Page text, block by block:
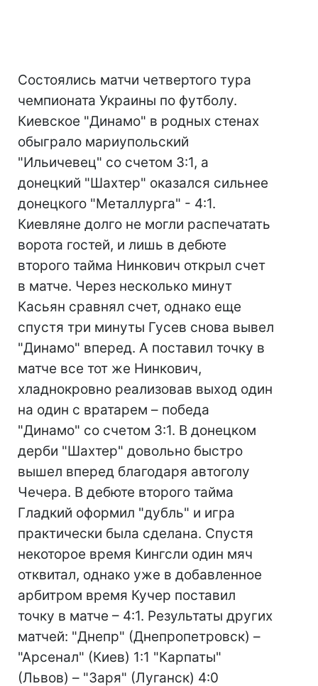
Состоялись матчи четвертого тура
чемпионата Украины по футболу.
Киевское "Динамо" в родных стенах
обыграло мариупольский
"Ильичевец" со счетом 3:1, а
донецкий "Шахтер" оказался сильнее
донецкого "Металлурга" - 4:1.
Киевляне долго не могли распечатать
ворота гостей, и лишь в дебюте
второго тайма Нинкович открыл счет
в матче. Через несколько минут
Касьян сравнял счет, однако еще
спустя три минуты Гусев снова вывел
"Динамо" вперед. А поставил точку в
матче все тот же Нинкович,
хладнокровно реализовав выход один
на один с вратарем – победа
"Динамо" со счетом 3:1. В донецком
дерби "Шахтер" довольно быстро
вышел вперед благодаря автоголу
Чечера. В дебюте второго тайма
Гладкий оформил "дубль" и игра
практически была сделана. Спустя
некоторое время Кингсли один мяч
отквитал, однако уже в добавленное
арбитром время Кучер поставил
точку в матче – 4:1. Результаты других
матчей: "Днепр" (Днепропетровск) –
"Арсенал" (Киев) 1:1 "Карпаты"
(Львов) – "Заря" (Луганск) 4:0